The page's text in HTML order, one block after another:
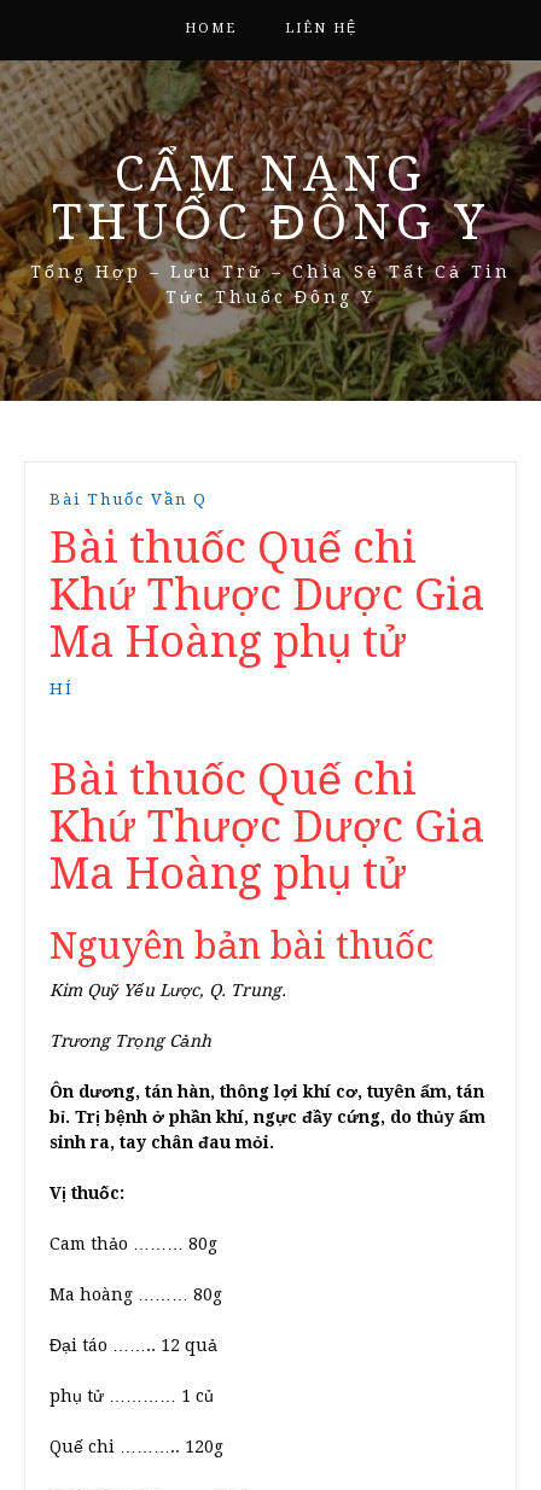
HOME LIÊN HỆ
CẨM NANG
THUỐC ĐÔNG Y
Tổng Hợp – Lưu Trữ – Chia Sẻ Tất Cả Tin
Tức Thuốc Đông Y
Bài Thuốc Vần Q
Bài thuốc Quế chi
Khứ Thược Dược Gia
Ma Hoàng phụ tử
HÍ
Bài thuốc Quế chi
Khứ Thược Dược Gia
Ma Hoàng phụ tử
Nguyên bản bài thuốc
Kim Quỹ Yếu Lược, Q. Trung.
Trương Trọng Cảnh
Ôn dương, tán hàn, thông lợi khí cơ, tuyên ẩm, tán
bỉ. Trị bệnh ở phần khí, ngực đầy cứng, do thủy ẩm
sinh ra, tay chân đau mỏi.
Vị thuốc:
Cam thảo ……… 80g
Ma hoàng ……… 80g
Đại táo …….. 12 quả
phụ tử ………… 1 củ
Quế chi ……….. 120g